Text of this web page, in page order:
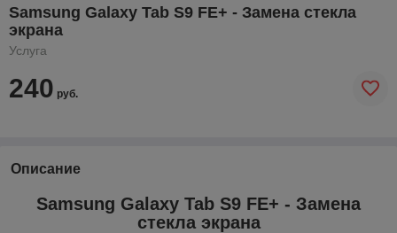
Samsung Galaxy Tab S9 FE+ - Замена стекла
экрана
Услуга
240 руб.
Описание
Samsung Galaxy Tab S9 FE+ - Замена
стекла экрана